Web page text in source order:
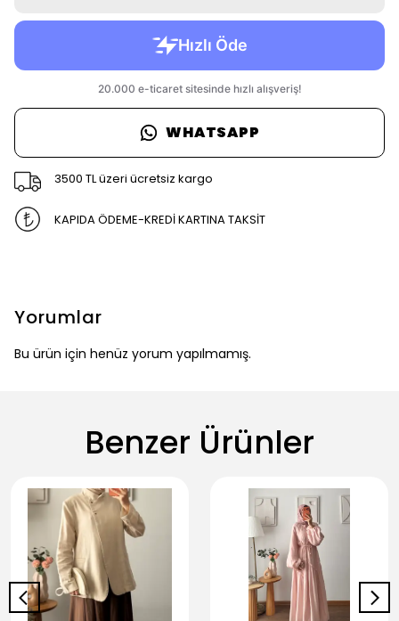
WHATSAPP
3500 TL üzeri ücretsiz kargo
KAPIDA ÖDEME-KREDİ KARTINA TAKSİT
Yorumlar
Bu ürün için henüz yorum yapılmamış.
Benzer Ürünler